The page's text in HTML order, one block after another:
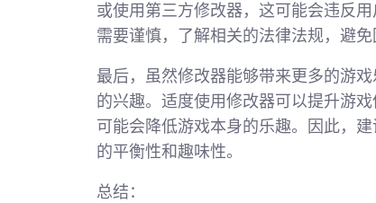
或使用第三方修改器，这可能会违反
需要谨慎，了解相关的法律法规，避免
最后，虽然修改器能够带来更多的游
的兴趣。适度使用修改器可以提升游
可能会降低游戏本身的乐趣。因此，
的平衡性和趣味性。
总结：